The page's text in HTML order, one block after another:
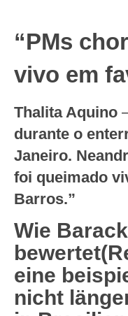
“PMs
vivo em
Thalita Aquino
durante o
Janeiro.
foi queimado
Barros.”
Wie
eine
nicht